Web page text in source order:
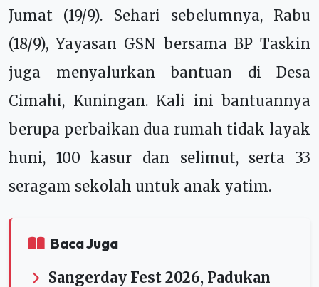
Jumat (19/9). Sehari sebelumnya, Rabu
(18/9), Yayasan GSN bersama BP Taskin
juga menyalurkan bantuan di Desa
Cimahi, Kuningan. Kali ini bantuannya
berupa perbaikan dua rumah tidak layak
huni, 100 kasur dan selimut, serta 33
seragam sekolah untuk anak yatim.
Baca Juga
Sangerday Fest 2026, Padukan